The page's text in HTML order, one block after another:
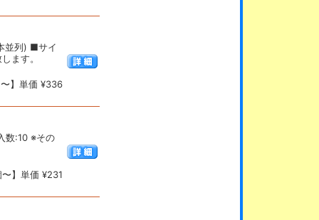
並列) ■サイ
ます。
】単価 ¥336
数:10 ※その
】単価 ¥231